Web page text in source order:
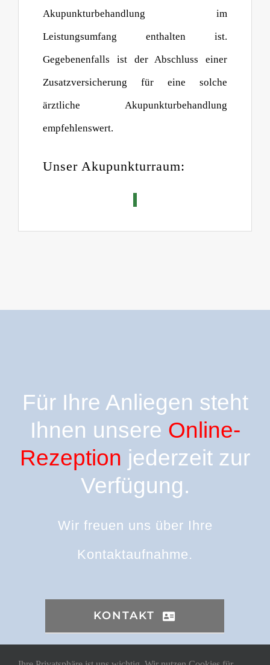
Akupunkturbehandlung im
Leistungsumfang enthalten ist.
Gegebenenfalls ist der Abschluss einer
Zusatzversicherung für eine solche
ärztliche Akupunkturbehandlung
empfehlenswert.
Unser Akupunkturraum:
Für Ihre Anliegen steht
Ihnen unsere Online-
Rezeption jederzeit zur
Verfügung.
Wir freuen uns über Ihre
Kontaktaufnahme.
KONTAKT